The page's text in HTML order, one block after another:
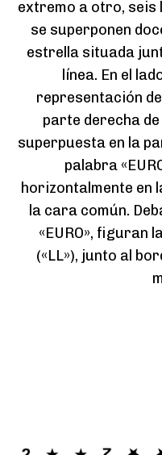
extremo a otro, seis
se superponen
estrella situada
línea. En el
representación
parte derecha
superpuesta en la
palabra
horizontalmente en
la cara común.
«EURO», figuran
(«LL»), junto al